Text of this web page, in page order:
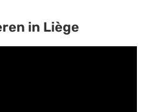
in Liège